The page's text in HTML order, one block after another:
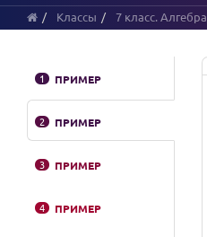
Классы 7 класс. Алгебра
1 ПРИМЕР
2 ПРИМЕР
3 ПРИМЕР
4 ПРИМЕР